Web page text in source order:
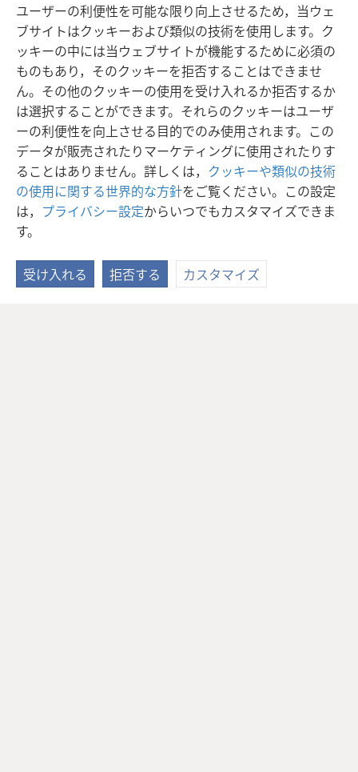
ユーザーの利便性を可能な限り向上させるため，当ウェ
ブサイトはクッキーおよび類似の技術を使用します。ク
ッキーの中には当ウェブサイトが機能するために必須の
ものもあり，そのクッキーを拒否することはできませ
ん。その他のクッキーの使用を受け入れるか拒否するか
は選択することができます。それらのクッキーはユーザ
ーの利便性を向上させる目的でのみ使用されます。この
データが販売されたりマーケティングに使用されたりす
ることはありません。詳しくは， クッキーや類似の技術
の使用に関する世界的な方針をご覧ください。この設定
は， プライバシー設定からいつでもカスタマイズできま
す。
受け入れる 拒否する カスタマイズ